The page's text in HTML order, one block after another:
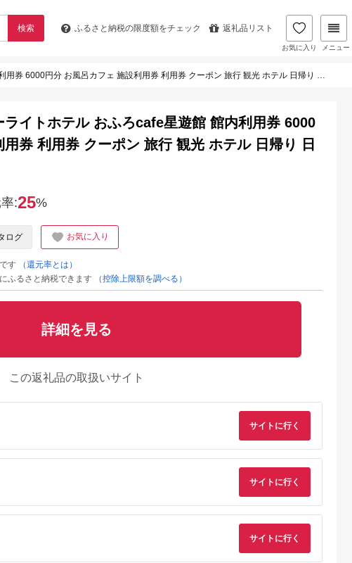
検索 ふるさと納税の限度額をチェック 返礼品リスト
お気に入り メニュー
お風呂カフェ 施設利用券 利用券 クーポン 旅行 観光 ホテル 日帰り 日帰り温泉 北海道 芦別市
イトホテル おふろcafe星遊館 館内利用券 6000
券 利用券 クーポン 旅行 観光 ホテル 日帰り 日
:25%
ログ お気に入り
す
（還元率とは）
ふるさと納税できます
（控除上限額を調べる）
詳細を見る
この返礼品の取扱いサイト
サイトに行く
サイトに行く
サイトに行く